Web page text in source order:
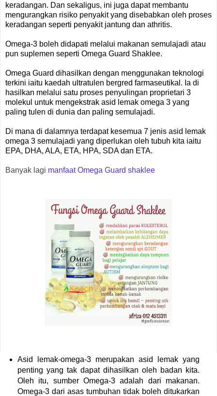
keradangan. Dan sekaligus, ini juga dapat membantu
mengurangkan risiko penyakit yang disebabkan oleh proses
keradangan seperti penyakit jantung dan athritis.
Omega-3 boleh didapati melalui makanan semulajadi atau
pun suplemen seperti Omega Guard Shaklee.
Omega Guard dihasilkan dengan menggunakan teknologi
terkini iaitu kaedah ultratulen bergred farmaseutikal. Ia di
hasilkan melalui satu proses penyulingan proprietari 3
molekul untuk mengekstrak asid lemak omega 3 yang
paling tulen di dunia dan paling semulajadi.
Di mana di dalamnya terdapat kesemua 7 jenis asid lemak
omega 3 semulajadi yang diperlukan oleh tubuh kita iaitu
EPA, DHA, ALA, ETA, HPA, SDA dan ETA.
Banyak lagi manfaat Omega Guard shaklee
Asid lemak-omega-3 merupakan asid lemak yang
penting yang tak dapat dihasilkan oleh badan kita.
Oleh itu, sumber Omega-3 adalah dari makanan.
Omega-3 dari asas tumbuhan tidak boleh ditukarkan